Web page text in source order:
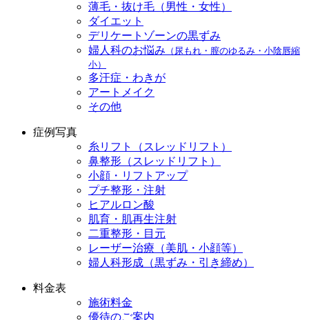
薄毛・抜け毛（男性・女性）
ダイエット
デリケートゾーンの黒ずみ
婦人科のお悩み （尿もれ・膣のゆるみ・小陰唇縮
小）
多汗症・わきが
アートメイク
その他
症例写真
糸リフト（スレッドリフト）
鼻整形（スレッドリフト）
小顔・リフトアップ
プチ整形・注射
ヒアルロン酸
肌育・肌再生注射
二重整形・目元
レーザー治療（美肌・小顔等）
婦人科形成（黒ずみ・引き締め）
料金表
施術料金
優待のご案内